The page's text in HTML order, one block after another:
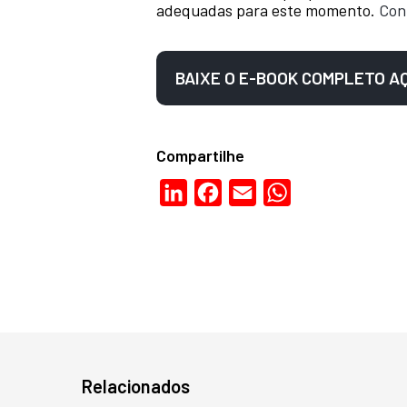
adequadas para este momento.
BAIXE O E-BOOK COMPLETO
Compartilhe
LinkedInFacebook
Email
Relacionados